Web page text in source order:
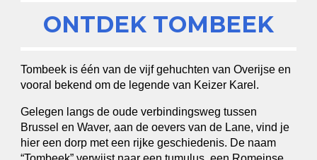
ONTDEK TOMBEEK
Tombeek is één van de vijf gehuchten van Overijse en
vooral bekend om de legende van Keizer Karel.
Gelegen langs de oude verbindingsweg tussen
Brussel en Waver, aan de oevers van de Lane, vind je
hier een dorp met een rijke geschiedenis. De naam